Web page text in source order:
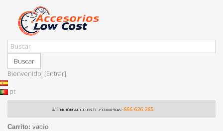
Buscar
Bienvenido, [Entrar]
pt
ATENCIÓN AL CLIENTE Y COMPRAS: 666 626 265
Carrito: vacío